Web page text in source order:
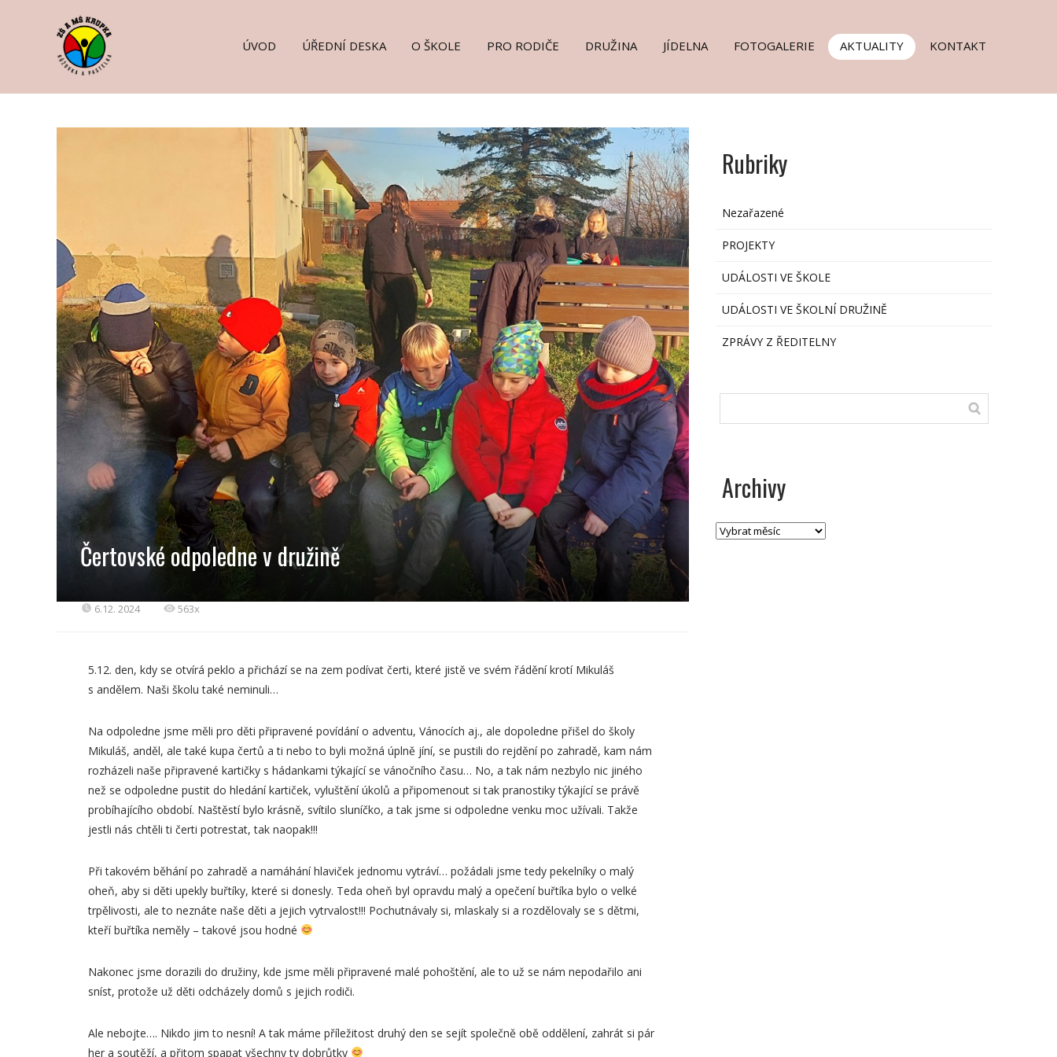
ÚVOD ÚŘEDNÍ DESKA O ŠKOLE PRO RODIČE DRUŽINA JÍDELNA FOTOGALERIE AKTUALITY KONTAKT
Čertovské odpoledne v družině
6.12. 2024 563x
5.12. den, kdy se otvírá peklo a přichází se na zem podívat čerti, které jistě ve svém řádění krotí Mikuláš
s andělem. Naši školu také neminuli…
Na odpoledne jsme měli pro děti připravené povídání o adventu, Vánocích aj., ale dopoledne přišel do školy
Mikuláš, anděl, ale také kupa čertů a ti nebo to byli možná úplně jíní, se pustili do rejdění po zahradě, kam nám
rozházeli naše připravené kartičky s hádankami týkající se vánočního času… No, a tak nám nezbylo nic jiného
než se odpoledne pustit do hledání kartiček, vyluštění úkolů a připomenout si tak pranostiky týkající se právě
probíhajícího období. Naštěstí bylo krásně, svítilo sluníčko, a tak jsme si odpoledne venku moc užívali. Takže
jestli nás chtěli ti čerti potrestat, tak naopak!!!
Při takovém běhání po zahradě a namáhání hlaviček jednomu vytráví… požádali jsme tedy pekelníky o malý
oheň, aby si děti upekly buřtíky, které si donesly. Teda oheň byl opravdu malý a opečení buřtíka bylo o velké
trpělivosti, ale to neznáte naše děti a jejich vytrvalost!!! Pochutnávaly si, mlaskaly si a rozdělovaly se s dětmi,
kteří buřtíka neměly – takové jsou hodné
Nakonec jsme dorazili do družiny, kde jsme měli připravené malé pohoštění, ale to už se nám nepodařilo ani
sníst, protože už děti odcházely domů s jejich rodiči.
Ale nebojte…. Nikdo jim to nesní! A tak máme příležitost druhý den se sejít společně obě oddělení, zahrát si pár
her a soutěží, a přitom spapat všechny ty dobrůtky
Rubriky
Nezařazené
PROJEKTY
UDÁLOSTI VE ŠKOLE
UDÁLOSTI VE ŠKOLNÍ DRUŽINĚ
ZPRÁVY Z ŘEDITELNY
Archivy